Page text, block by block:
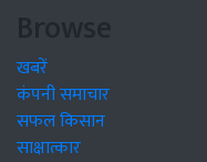
Browse
खबरें
कंपनी समाचार
सफल किसान
साक्षात्कार